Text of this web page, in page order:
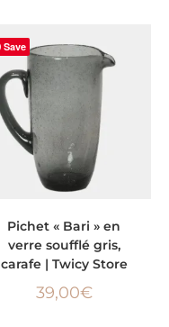
Save
Pichet « Bari » en
verre soufflé gris,
carafe | Twicy Store
39,00€